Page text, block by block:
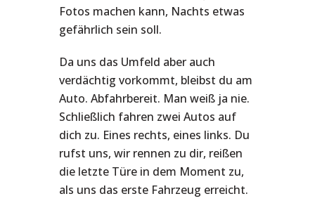
Fotos machen kann, Nachts etwas
gefährlich sein soll.
Da uns das Umfeld aber auch
verdächtig vorkommt, bleibst du am
Auto. Abfahrbereit. Man weiß ja nie.
Schließlich fahren zwei Autos auf
dich zu. Eines rechts, eines links. Du
rufst uns, wir rennen zu dir, reißen
die letzte Türe in dem Moment zu,
als uns das erste Fahrzeug erreicht.